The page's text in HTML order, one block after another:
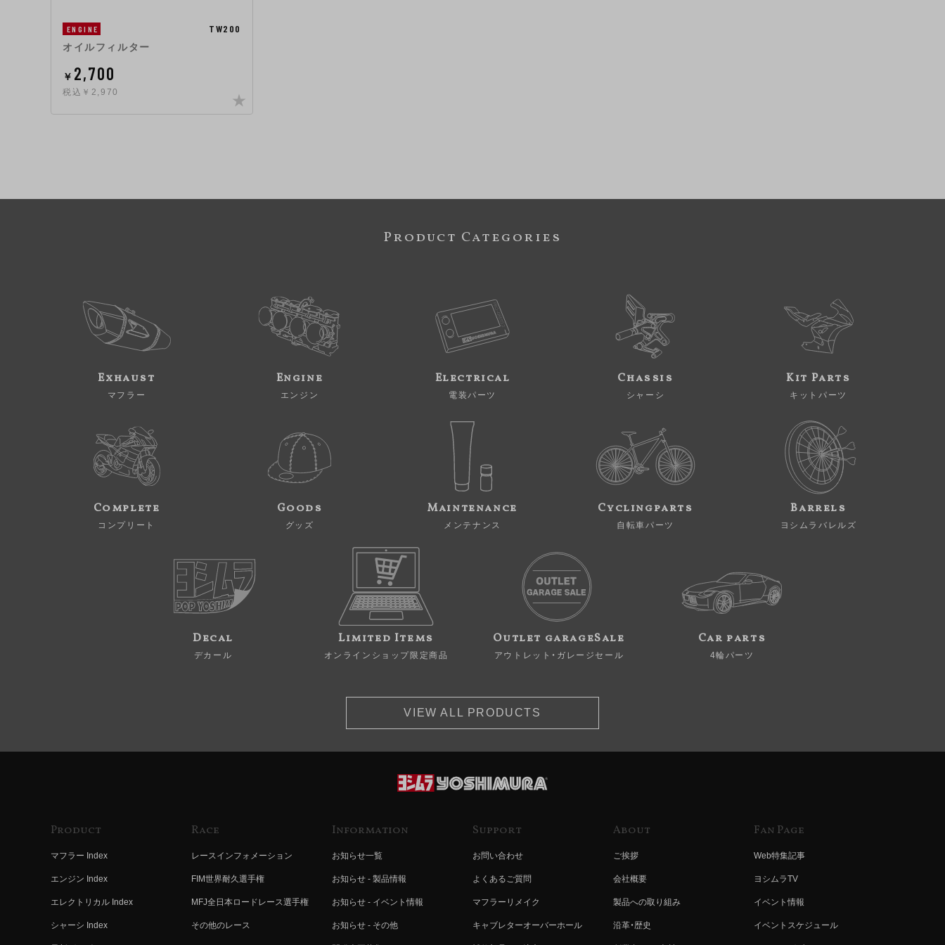
ENGINE TW200
オイルフィルター
￥ 2,700
税込￥2,970
Product Categories
Exhaust
マフラー
Engine
エンジン
Electrical
電装パーツ
Chassis
シャーシ
Kit Parts
キットパーツ
Complete
コンプリート
Goods
グッズ
Maintenance
メンテナンス
Cyclingparts
自転車パーツ
Barrels
ヨシムラバレルズ
Decal
デカール
Limited Items
オンラインショップ限定商品
Outlet garageSale
アウトレット・ガレージセール
Car parts
4輪パーツ
VIEW ALL PRODUCTS
Product
マフラー Index
エンジン Index
エレクトリカル Index
シャーシ Index
Race
レースインフォメーション
FIM世界耐久選手権
MFJ全日本ロードレース選手権
その他のレース
Information
お知らせ一覧
お知らせ - 製品情報
お知らせ - イベント情報
お知らせ - その他
Support
お問い合わせ
よくあるご質問
マフラーリメイク
キャブレターオーバーホール
About
ご挨拶
会社概要
製品への取り組み
沿革・歴史
Fan Page
Web特集記事
ヨシムラTV
イベント情報
イベントスケジュール